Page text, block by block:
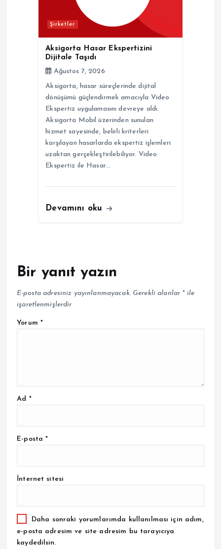
Şirketler
Aksigorta Hasar Ekspertizini
Dijitale Taşıdı
Ağustos 7, 2026
Aksigorta, hasar süreçlerinde dijital
dönüşümü güçlendirmek amacıyla Video
Ekspertiz uygulamasını devreye aldı.
Aksigorta Mobil üzerinden sunulan
hizmet sayesinde, belirli kriterleri
karşılayan hasarlarda ekspertiz işlemleri
uzaktan gerçekleştirilebiliyor. Video
Ekspertiz ile Hasar…
Devamını oku
Bir yanıt yazın
E-posta adresiniz yayınlanmayacak. Gerekli alanlar *ile
işaretlenmişlerdir
Yorum *
Ad *
E-posta*
İnternet sitesi
Daha sonraki yorumlarımda kullanılması için adım,
e-posta adresim ve site adresim bu tarayıcıya
kaydedilsin.